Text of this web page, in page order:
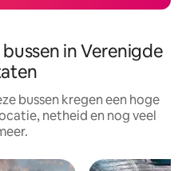
in Verenigde
bussen kregen een hoge
netheid en nog veel